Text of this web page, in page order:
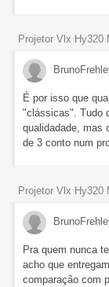
Projetor Vlx Hy320
É por isso que
"clássicas". Tudo
qualidadade, mas
de 3 conto num
Projetor Vlx Hy320
Pra quem nunca
acho que
comparação com